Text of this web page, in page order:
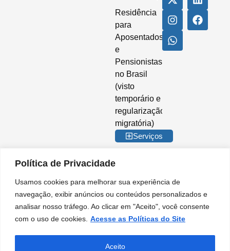
Política de Privacidade
Usamos cookies para melhorar sua experiência de
navegação, exibir anúncios ou conteúdos personalizados e
analisar nosso tráfego. Ao clicar em "Aceito", você consente
com o uso de cookies. Acesse as Políticas do Site
Aceito
Residência
para
Aposentados
e
Pensionistas
no Brasil
(visto
temporário e
regularização
migratória)
Serviços
35.842.274/0001-02. IMIGRAR BRASIL® é marca registrada no INPI. A
Imigrar Brasil é uma empresa privada de consultoria e assessoria
migratória. Não somos órgão do Governo Brasileiro e não mantemos
Nossos serviços são prestados de forma independente, no âmbito do setor
privado, para orientação e apoio em procedimentos migratórios.
PT